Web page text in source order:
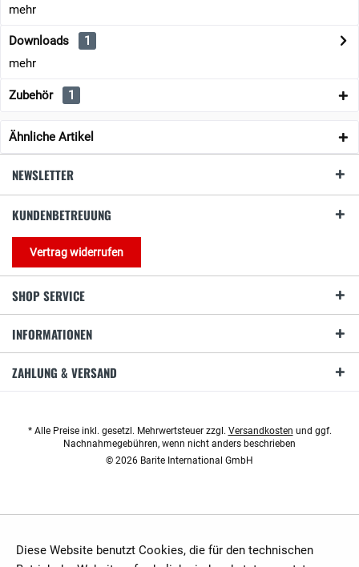
mehr
Downloads
1
mehr
Zubehör 1
Ähnliche Artikel
NEWSLETTER
KUNDENBETREUUNG
Vertrag widerrufen
SHOP SERVICE
INFORMATIONEN
ZAHLUNG & VERSAND
* Alle Preise inkl. gesetzl. Mehrwertsteuer zzgl. Versandkosten und ggf.
Nachnahmegebühren, wenn nicht anders beschrieben
© 2026 Barite International GmbH
Diese Website benutzt Cookies, die für den technischen